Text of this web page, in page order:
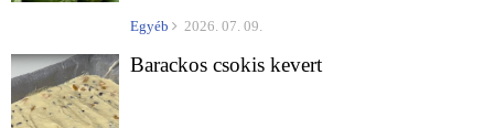
Egyéb 2026. 07. 09.
Barackos csokis kevert